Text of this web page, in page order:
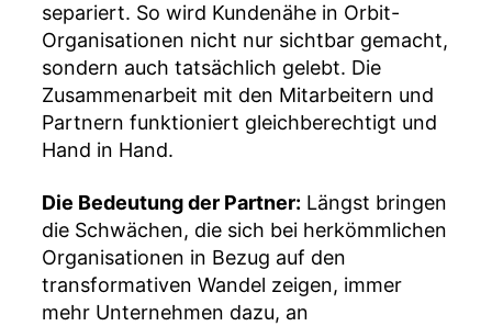
separiert. So wird Kundenähe in Orbit-
Organisationen nicht nur sichtbar gemacht,
sondern auch tatsächlich gelebt. Die
Zusammenarbeit mit den Mitarbeitern und
Partnern funktioniert gleichberechtigt und
Hand in Hand.
Die Bedeutung der Partner: Längst bringen
die Schwächen, die sich bei herkömmlichen
Organisationen in Bezug auf den
transformativen Wandel zeigen, immer
mehr Unternehmen dazu, an